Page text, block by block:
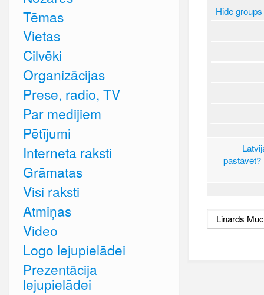
Hide groups
pastāvēt?
Tēmas
Vietas
Cilvēki
Organizācijas
Prese, radio, TV
Par medijiem
Pētījumi
Interneta raksti
Grāmatas
Visi raksti
Atmiņas
Video
Logo lejupielādei
Prezentācija
lejupielādei